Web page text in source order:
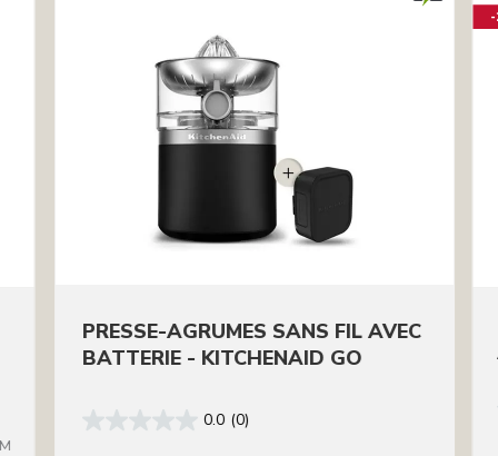
PRESSE-AGRUMES SANS FIL AVEC
BATTERIE - KITCHENAID GO
0.0 (0)
-